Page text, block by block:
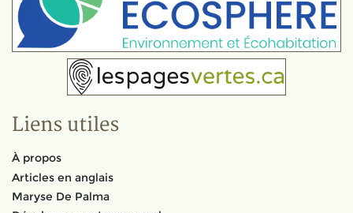
Liens utiles
À propos
Articles en anglais
Maryse De Palma